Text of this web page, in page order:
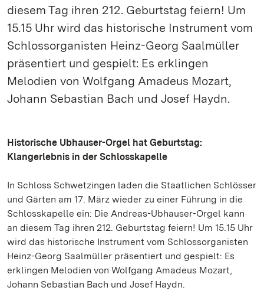
diesem Tag ihren 212. Geburtstag feiern! Um
15.15 Uhr wird das historische Instrument vom
Schlossorganisten Heinz-Georg Saalmüller
präsentiert und gespielt: Es erklingen
Melodien von Wolfgang Amadeus Mozart,
Johann Sebastian Bach und Josef Haydn.
Historische Ubhauser-Orgel hat Geburtstag:
Klangerlebnis in der Schlosskapelle
In Schloss Schwetzingen laden die Staatlichen Schlösser
und Gärten am 17. März wieder zu einer Führung in die
Schlosskapelle ein: Die Andreas-Ubhauser-Orgel kann
an diesem Tag ihren 212. Geburtstag feiern! Um 15.15 Uhr
wird das historische Instrument vom Schlossorganisten
Heinz-Georg Saalmüller präsentiert und gespielt: Es
erklingen Melodien von Wolfgang Amadeus Mozart,
Johann Sebastian Bach und Josef Haydn.